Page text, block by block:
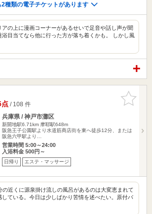
2種類の電子チケットがあります
アの上に漫画コーナーがあるせいで足音や話し声が聞
浴目当てなら他に行った方が落ち着くかも。 しかし風
お気に入
りに追加
点/ 108 件
兵庫県 / 神戸市灘区
新開地駅6.71km 摩耶駅648m
阪急王子公園駅より水道筋商店街を東へ徒歩12分、または
阪急六甲駅より…
営業時間 5:00～24:00
入浴料金 500円～
日帰り エステ・マッサージ
の近くに源泉掛け流しの風呂があるのは大変恵まれて
している。今日は少しばかり苦情を述べたい。原付バ